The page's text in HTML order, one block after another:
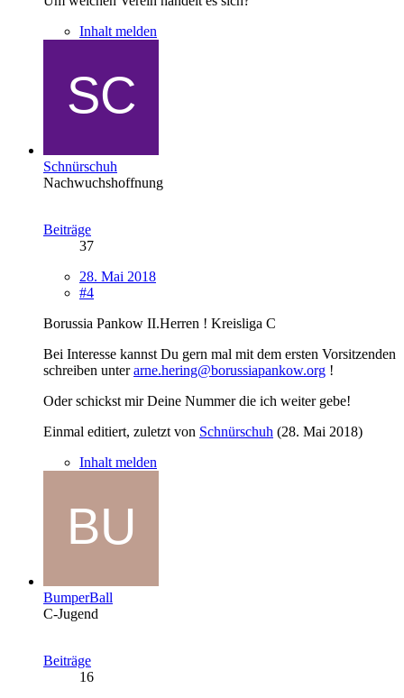
Inhalt melden
Schnürschuh
Nachwuchshoffnung
Beiträge
37
28. Mai 2018
#4
Borussia Pankow II.Herren ! Kreisliga C
Bei Interesse kannst Du gern mal mit dem ersten Vorsitzenden
schreiben unterarne.hering@borussiapankow.org !
Oder schickst mir Deine Nummer die ich weiter gebe!
Einmal editiert, zuletzt von Schnürschuh (28. Mai 2018)
Inhalt melden
BumperBall
C-Jugend
Beiträge
16